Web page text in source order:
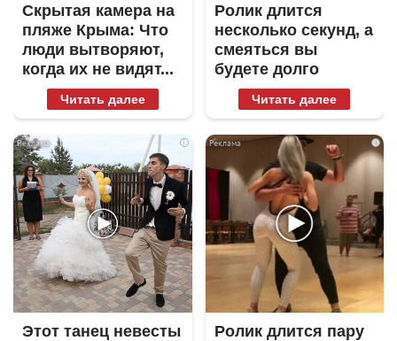
Скрытая камера на
пляже Крыма: Что
люди вытворяют,
когда их не видят...
Читать далее
Ролик длится
несколько секунд, а
смеяться вы
будете долго
Читать далее
i
Этот танец невесты
i
Ролик длится пару